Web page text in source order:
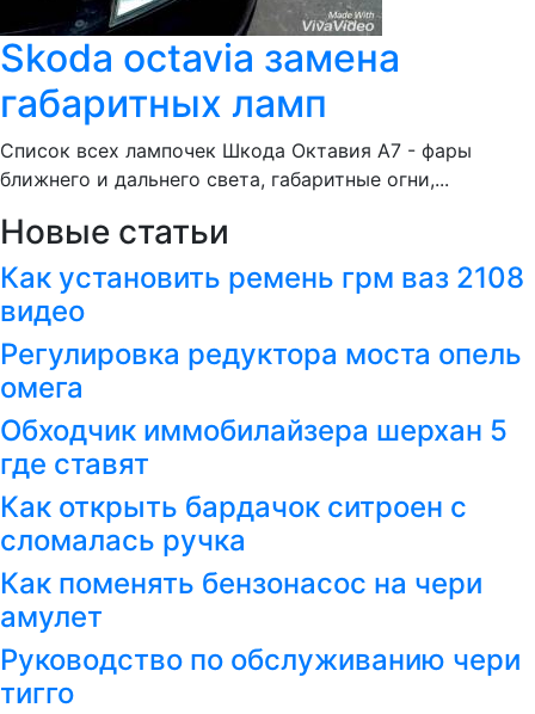
Skoda octavia замена
габаритных ламп
Список всех лампочек Шкода Октавия А7 - фары
ближнего и дальнего света, габаритные огни,...
Новые статьи
Как установить ремень грм ваз 2108
видео
Регулировка редуктора моста опель
омега
Обходчик иммобилайзера шерхан 5
где ставят
Как открыть бардачок ситроен с
сломалась ручка
Как поменять бензонасос на чери
амулет
Руководство по обслуживанию чери
тигго